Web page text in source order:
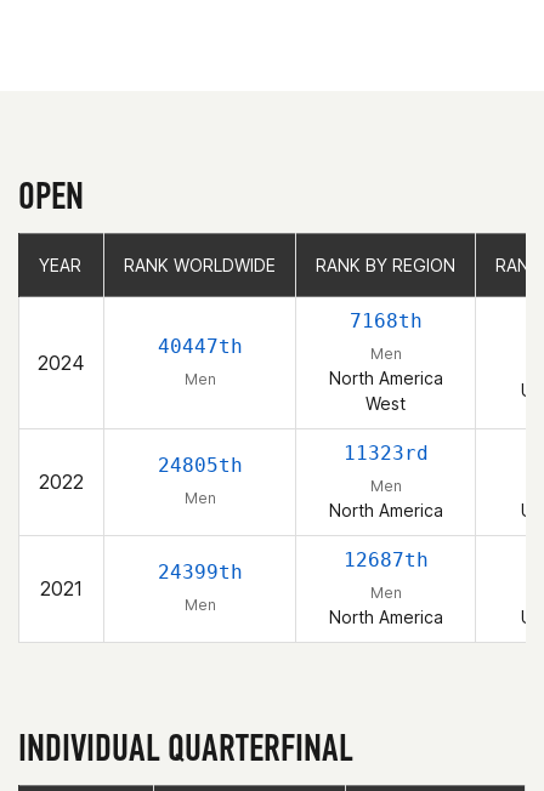
OPEN
YEAR RANK WORLDWIDE RANK BY REGION
2024
40447th
Men
7168th
Men
North America
West
2022
24805th
Men
11323rd
Men
North America
2021
24399th
Men
12687th
Men
North America
YEAR RANK WORLDWIDE RANK BY REGION
INDIVIDUAL QUARTERFINAL